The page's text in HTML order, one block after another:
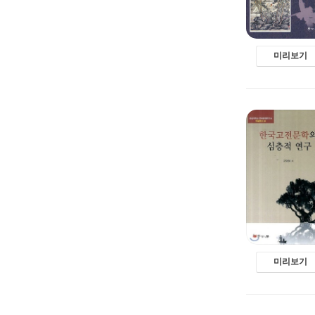
미리보기
미리보기